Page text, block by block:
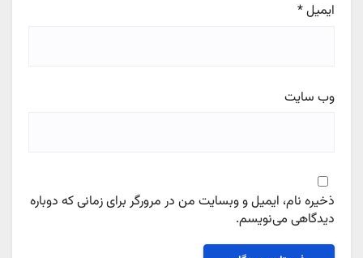
ایمیل*
وب‌ سایت
ذخیره نام، ایمیل و وبسایت من در مرورگر برای زمانی که دوباره
دیدگاهی می‌نویسم.